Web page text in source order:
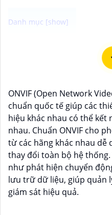
Dạ chắc chắn, đây là tư
chính hãng giá rẻ và chất
Camera Dahua là một
mua Camera Dahua chính
cửa hàng uy tín hoặc các
Dahua.☄️ 3:Mức giá của
đổi tùy vào model và chức
tìm hiểu kỹ trước khi đầu
Camera Dahua được
cao, tính năng thông minh
muốn tìm camera Dahua
trên các website thương
ONVIF (Open Network
chuẩn quốc tế giúp các
hiệu khác nhau có thể kết
nhau. Chuẩn ONVIF cho
từ các hãng khác nhau dễ
thay đổi toàn bộ hệ
như phát hiện chuyển
lưu trữ dữ liệu, giúp quản
giám sát hiệu quả.